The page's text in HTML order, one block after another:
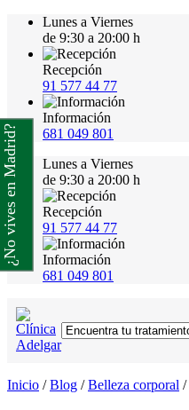
Lunes a Viernes
de 9:30 a 20:00 h
Recepción
91 577 44 77
Información
681 049 801
Lunes a Viernes
de 9:30 a 20:00 h
Recepción
91 577 44 77
Información
681 049 801
Inicio /Blog /Belleza corporal /
¿No vives en Madrid?